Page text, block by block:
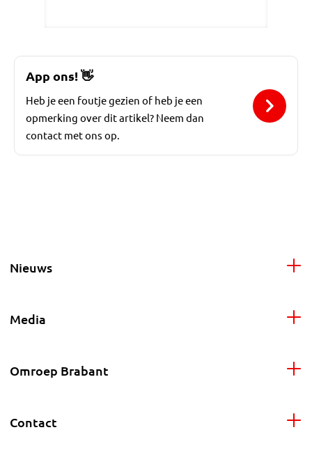
App ons!👋
Heb je een foutje gezien of heb je een
opmerking over dit artikel? Neem dan
contact met ons op.
Nieuws
Media
Omroep Brabant
Contact